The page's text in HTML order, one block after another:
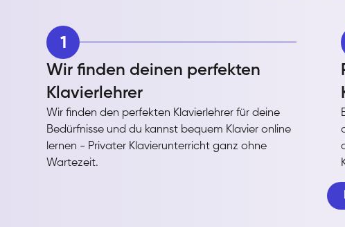
1
Wir finden deinen perfekten
Klavierlehrer
Wir finden den perfekten Klavierlehrer für deine
Bedürfnisse und du kannst bequem Klavier online
lernen - Privater Klavierunterricht ganz ohne
Wartezeit.